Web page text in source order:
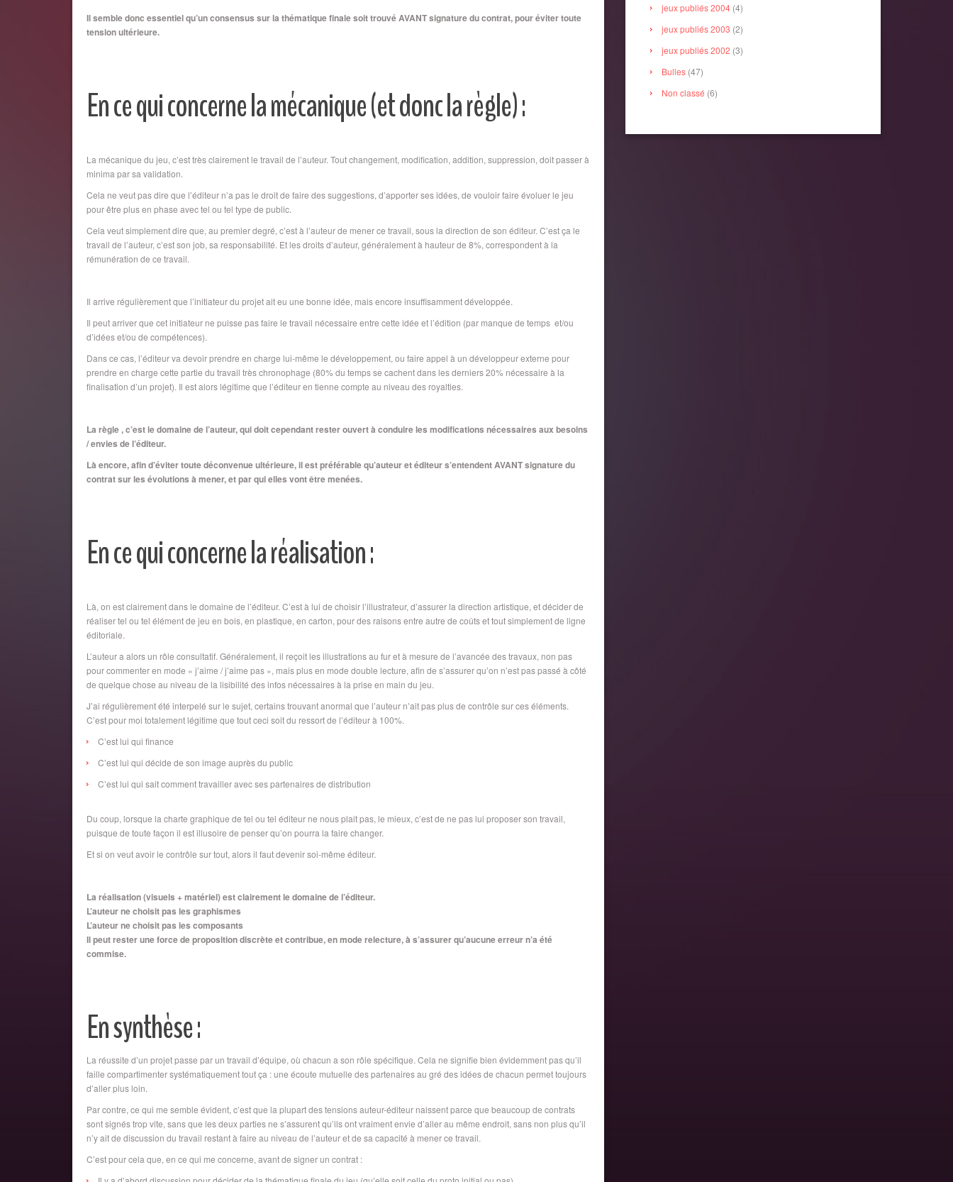
Il semble donc essentiel qu’un consensus sur la thématique finale soit trouvé AVANT signature du contrat, pour éviter toute
tension ultérieure.
En ce qui concerne la mécanique (et donc la règle) :
La mécanique du jeu, c’est très clairement le travail de l’auteur. Tout changement, modification, addition, suppression, doit passer à
minima par sa validation.
Cela ne veut pas dire que l’éditeur n’a pas le droit de faire des suggestions, d’apporter ses idées, de vouloir faire évoluer le jeu
pour être plus en phase avec tel ou tel type de public.
Cela veut simplement dire que, au premier degré, c’est à l’auteur de mener ce travail, sous la direction de son éditeur. C’est ça le
travail de l’auteur, c’est son job, sa responsabilité. Et les droits d’auteur, généralement à hauteur de 8%, correspondent à la
rémunération de ce travail.
Il arrive régulièrement que l’initiateur du projet ait eu une bonne idée, mais encore insuffisamment développée.
Il peut arriver que cet initiateur ne puisse pas faire le travail nécessaire entre cette idée et l’édition (par manque de temps et/ou
d’idées et/ou de compétences).
Dans ce cas, l’éditeur va devoir prendre en charge lui-même le développement, ou faire appel à un développeur externe pour
prendre en charge cette partie du travail très chronophage (80% du temps se cachent dans les derniers 20% nécessaire à la
finalisation d’un projet). Il est alors légitime que l’éditeur en tienne compte au niveau des royalties.
La règle , c’est le domaine de l’auteur, qui doit cependant rester ouvert à conduire les modifications nécessaires aux besoins
/ envies de l’éditeur.
Là encore, afin d’éviter toute déconvenue ultérieure, il est préférable qu’auteur et éditeur s’entendent AVANT signature du
contrat sur les évolutions à mener, et par qui elles vont être menées.
En ce qui concerne la réalisation :
Là, on est clairement dans le domaine de l’éditeur. C’est à lui de choisir l’illustrateur, d’assurer la direction artistique, et décider de
réaliser tel ou tel élément de jeu en bois, en plastique, en carton, pour des raisons entre autre de coûts et tout simplement de ligne
éditoriale.
L’auteur a alors un rôle consultatif. Généralement, il reçoit les illustrations au fur et à mesure de l’avancée des travaux, non pas
pour commenter en mode « j’aime / j’aime pas », mais plus en mode double lecture, afin de s’assurer qu’on n’est pas passé à côté
de quelque chose au niveau de la lisibilité des infos nécessaires à la prise en main du jeu.
J’ai régulièrement été interpelé sur le sujet, certains trouvant anormal que l’auteur n’ait pas plus de contrôle sur ces éléments.
C’est pour moi totalement légitime que tout ceci soit du ressort de l’éditeur à 100%.
C’est lui qui finance
C’est lui qui décide de son image auprès du public
C’est lui qui sait comment travailler avec ses partenaires de distribution
Du coup, lorsque la charte graphique de tel ou tel éditeur ne nous plait pas, le mieux, c’est de ne pas lui proposer son travail,
puisque de toute façon il est illusoire de penser qu’on pourra la faire changer.
Et si on veut avoir le contrôle sur tout, alors il faut devenir soi-même éditeur.
La réalisation (visuels + matériel) est clairement le domaine de l’éditeur.
L’auteur ne choisit pas les graphismes
L’auteur ne choisit pas les composants
Il peut rester une force de proposition discrète et contribue, en mode relecture, à s’assurer qu’aucune erreur n’a été
commise.
En synthèse :
La réussite d’un projet passe par un travail d’équipe, où chacun a son rôle spécifique. Cela ne signifie bien évidemment pas qu’il
faille compartimenter systématiquement tout ça : une écoute mutuelle des partenaires au gré des idées de chacun permet toujours
d’aller plus loin.
Par contre, ce qui me semble évident, c’est que la plupart des tensions auteur-éditeur naissent parce que beaucoup de contrats
sont signés trop vite, sans que les deux parties ne s’assurent qu’ils ont vraiment envie d’aller au même endroit, sans non plus qu’il
n’y ait de discussion du travail restant à faire au niveau de l’auteur et de sa capacité à mener ce travail.
C’est pour cela que, en ce qui me concerne, avant de signer un contrat :
jeux publiés 2004 (4)
jeux publiés 2003 (2)
jeux publiés 2002 (3)
Bulles (47)
Non classé (6)